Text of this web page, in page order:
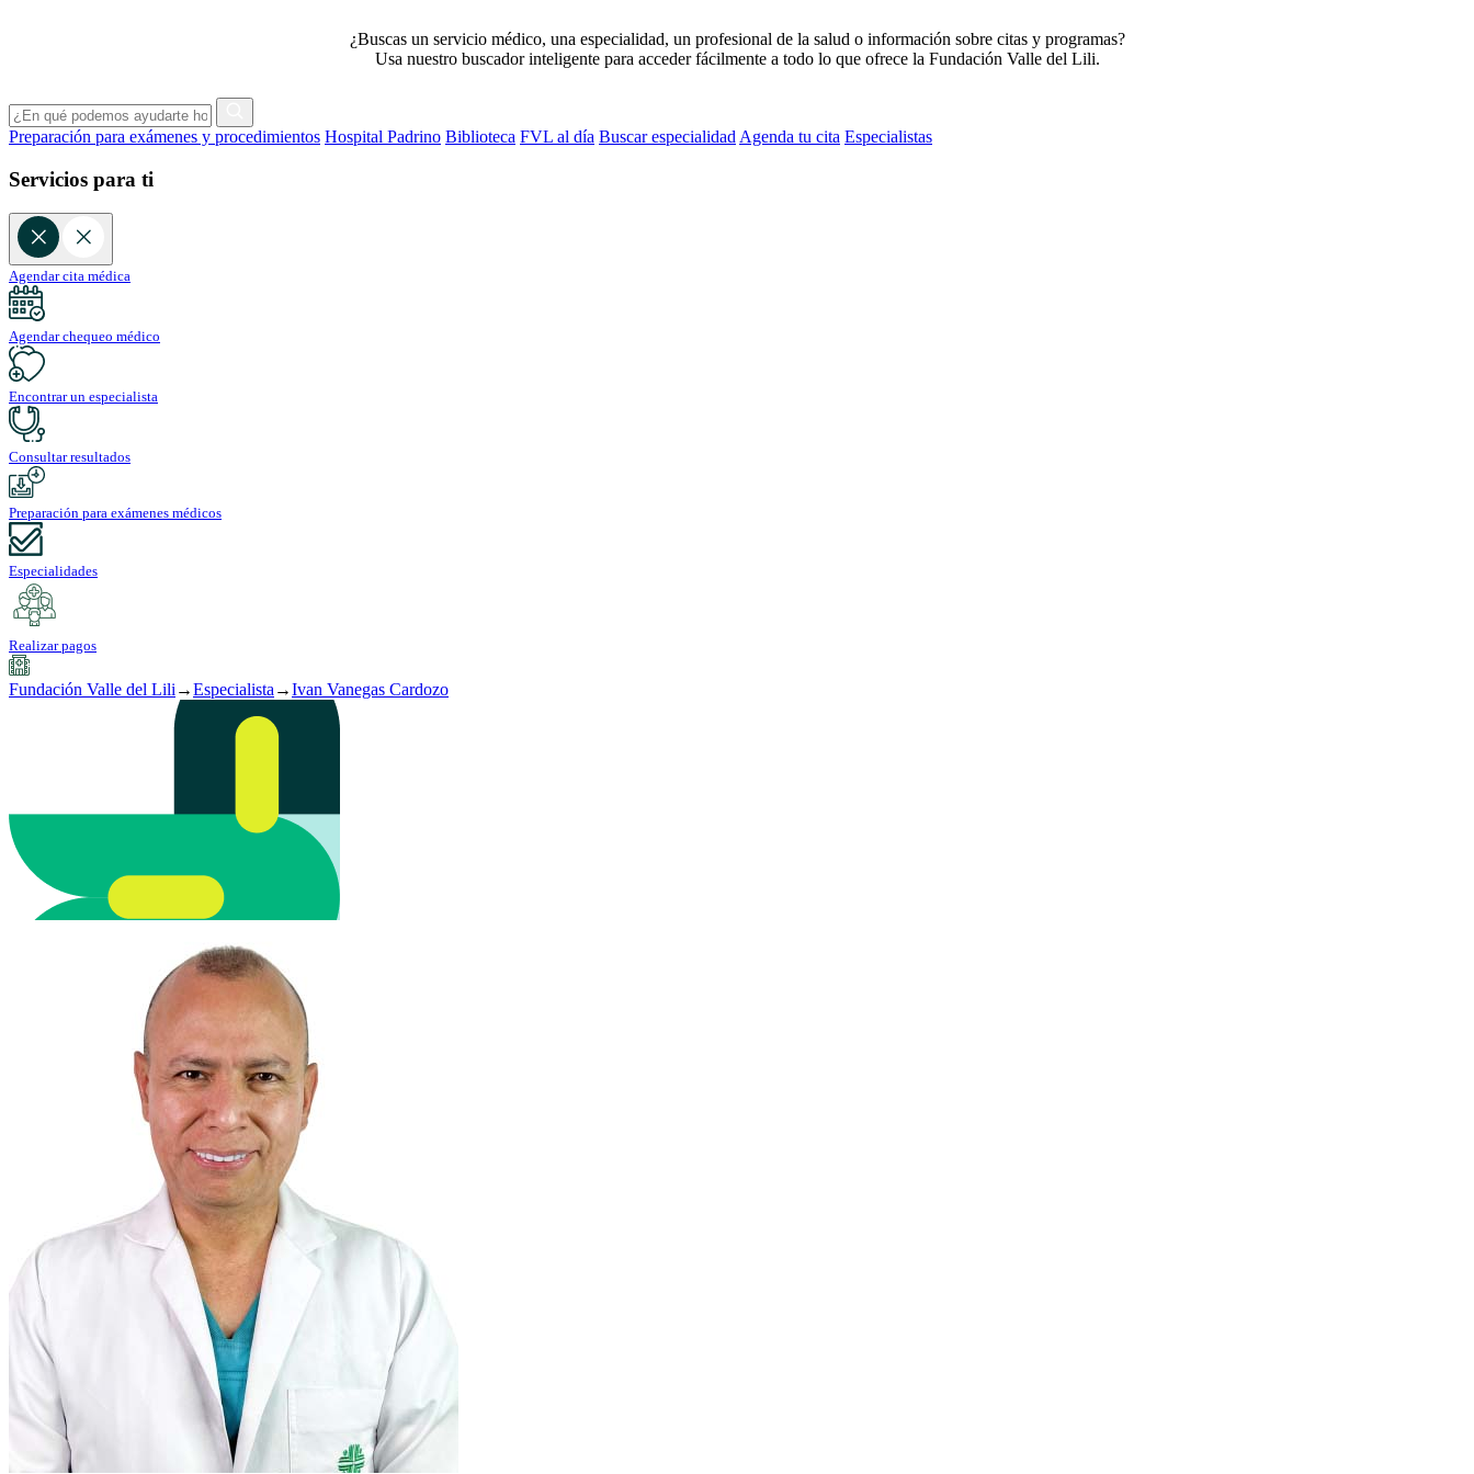
¿Buscas un servicio médico, una especialidad, un profesional de la salud o información sobre citas y programas?
Usa nuestro buscador inteligente para acceder fácilmente a todo lo que ofrece la Fundación Valle del Lili.
Preparación para exámenes y procedimientos Hospital Padrino Biblioteca FVL al día Buscar especialidad Agenda tu cita Especialistas
Servicios para ti
Agendar cita médica
Agendar chequeo médico
Encontrar un especialista
Consultar resultados
Preparación para exámenes médicos
Especialidades
Realizar pagos
Fundación Valle del Lili →Especialista →Ivan Vanegas Cardozo